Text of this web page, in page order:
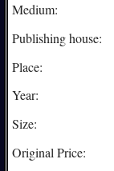
Medium:
Publishing house:
Place:
Year:
Size:
Original Price: